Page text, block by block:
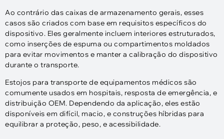
Ao contrário das caixas de armazenamento gerais, esses
casos são criados com base em requisitos específicos do
dispositivo. Eles geralmente incluem interiores estruturados,
como inserções de espuma ou compartimentos moldados
para evitar movimentos e manter a calibração do dispositivo
durante o transporte.
Estojos para transporte de equipamentos médicos são
comumente usados ​​em hospitais, resposta de emergência, e
distribuição OEM. Dependendo da aplicação, eles estão
disponíveis em difícil, macio, e construções híbridas para
equilibrar a proteção, peso, e acessibilidade.